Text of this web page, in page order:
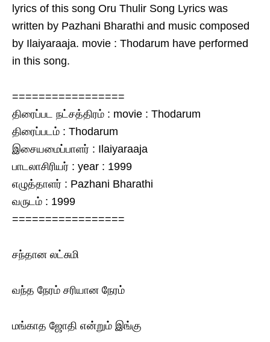
lyrics of this song Oru Thulir Song Lyrics was
written by Pazhani Bharathi and music composed
by Ilaiyaraaja. movie : Thodarum have performed
in this song.
=================
திரைப்பட நட்சத்திரம் : movie : Thodarum
திரைப்படம் : Thodarum
இசையமைப்பாளர் : Ilaiyaraaja
பாடலாசிரியர் : year : 1999
எழுத்தாளர் : Pazhani Bharathi
வருடம் : 1999
=================
சந்தான லட்சுமி
வந்த நேரம் சரியான நேரம்
மங்காத ஜோதி என்றும் இங்கு